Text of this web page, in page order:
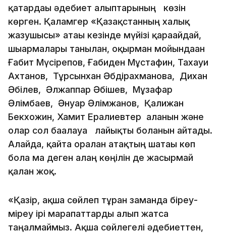
қатардағы әдебиет алыптарының көзін
көрген. Қаламгер «Қазақстанның халық
жазушысы» атағы кезінде мүйізі қарағайдай,
шығармалары танылған, оқырман мойындаған
Ғабит Мүсірепов, Ғабиден Мұстафин, Тахауи
Ахтанов, Тұрсынхан Әбдірахманова, Дихан
Әбілев, Әлжаппар Әбішев, Мұзафар
Әлімбаев, Әнуар Әлімжанов, Қалижан
Бекхожин, Хамит Ерғалиевтер алғанын және
олар сол бағалауға лайықты болғанын айтады.
Алайда, қайта оралған атақтың шатағы көп
бола ма деген алаң көңілін де жасырмай
қалған жоқ.
«Қазір, ақша сөйлеп тұрған заманда біреу-
міреу ірі марапаттарды алып жатса
таңғалмаймыз. Ақша сөйлегелі әдебиеттен,